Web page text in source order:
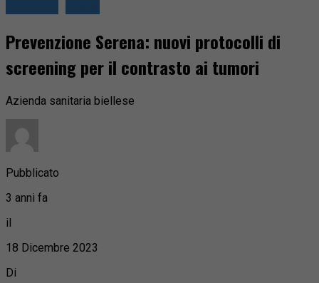
Prevenzione Serena: nuovi protocolli di
screening per il contrasto ai tumori
Azienda sanitaria biellese
Pubblicato
3 anni fa
il
18 Dicembre 2023
Di